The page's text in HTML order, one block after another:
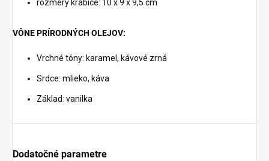
rozmery krabice: 10 x 9 x 9,5 cm
VÔNE PRÍRODNÝCH OLEJOV:
Vrchné tóny: karamel, kávové zrná
Srdce: mlieko, káva
Základ: vanilka
Dodatočné parametre